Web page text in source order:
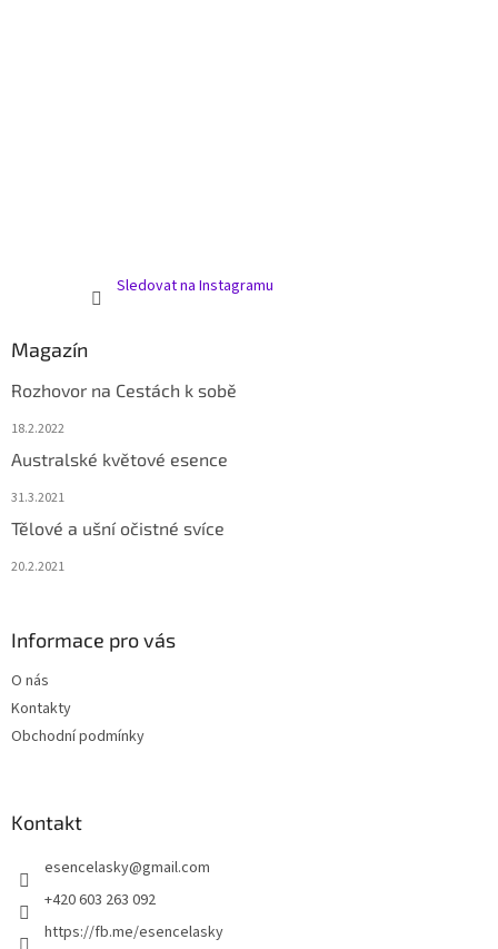
Sledovat na Instagramu
Magazín
Rozhovor na Cestách k sobě
18.2.2022
Australské květové esence
31.3.2021
Tělové a ušní očistné svíce
20.2.2021
Informace pro vás
O nás
Kontakty
Obchodní podmínky
Kontakt
esencelasky@gmail.com
+420 603 263 092
https://fb.me/esencelasky